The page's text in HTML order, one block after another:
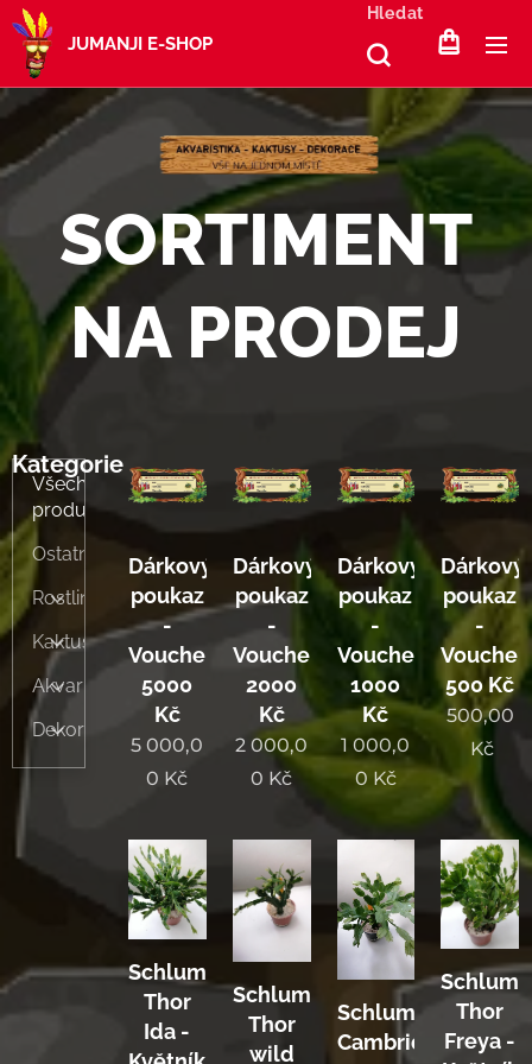
JUMANJI E-SHOP
Hledat
SORTIMENT
NA PRODEJ
Kategorie
Všechny
produkty
Ostatní
Rostliny
Kaktusy
Akvaristika
Dekorace
Dárkový
poukaz
-
Voucher
5000
Kč
5 000,0
0 Kč
Dárkový
poukaz
-
Voucher
2000
Kč
2 000,0
0 Kč
Dárkový
poukaz
-
Voucher
1000
Kč
1 000,0
0 Kč
Dárkový
poukaz
-
Voucher
500 Kč
500,00
Kč
Schlumbergera
Thor
Ida -
Schlumbergera
Thor
wild
Schlumbergera
Cambridge
Thor
Freya -